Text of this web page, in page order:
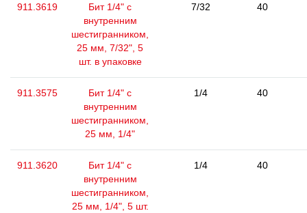
911.3619
Бит 1/4" с
внутренним
шестигранником,
25 мм, 7/32", 5
шт. в упаковке
7/32 40
911.3575
Бит 1/4" с
внутренним
шестигранником,
25 мм, 1/4"
1/4 40
911.3620
Бит 1/4" с
внутренним
шестигранником,
25 мм, 1/4", 5 шт.
1/4 40